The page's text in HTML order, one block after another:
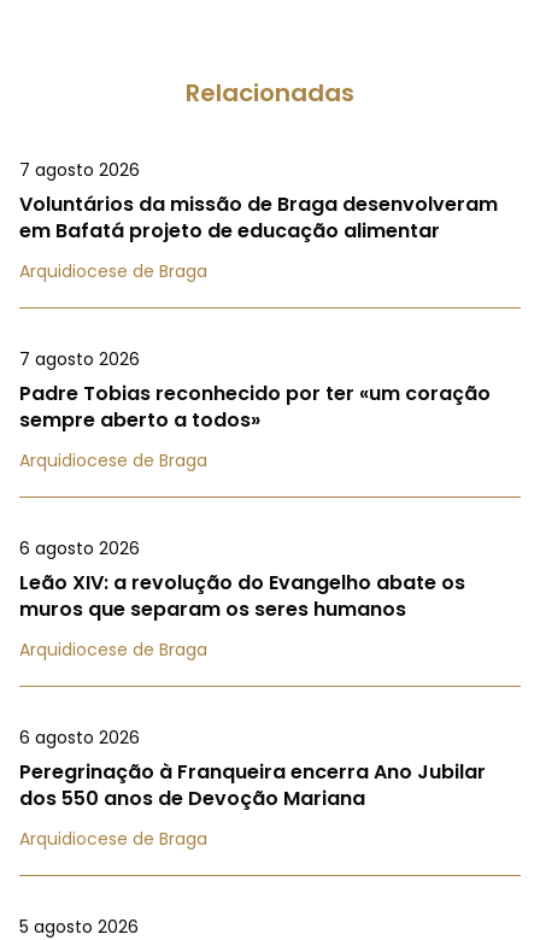
Relacionadas
7 agosto 2026
Voluntários da missão de Braga desenvolveram
em Bafatá projeto de educação alimentar
Arquidiocese de Braga
7 agosto 2026
Padre Tobias reconhecido por ter «um coração
sempre aberto a todos»
Arquidiocese de Braga
6 agosto 2026
Leão XIV: a revolução do Evangelho abate os
muros que separam os seres humanos
Arquidiocese de Braga
6 agosto 2026
Peregrinação à Franqueira encerra Ano Jubilar
dos 550 anos de Devoção Mariana
Arquidiocese de Braga
5 agosto 2026